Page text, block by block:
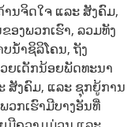
ນ​ຈິດ​ໃຈ ແລະ ສັງຄົມ,
ງພວກເຮົາ, ລວມທັງ
ນໍ້າຊິລິໂຄນ, ຖັງ
ຍເດັກນ້ອຍພັດທະນາ
ສັງຄົມ, ແລະ ຊຸກຍູ້ການ
ວກເຮົາມີບາງອັນທີ່